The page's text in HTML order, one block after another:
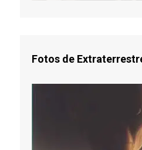
Fotos de